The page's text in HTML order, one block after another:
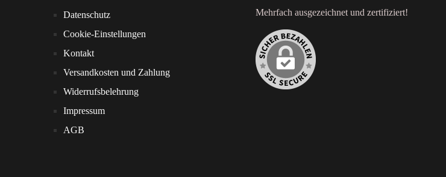
Datenschutz
Cookie-Einstellungen
Kontakt
Versandkosten und Zahlung
Widerrufsbelehrung
Impressum
AGB
Mehrfach ausgezeichnet und zertifiziert!